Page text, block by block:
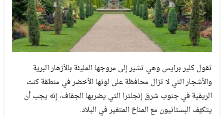
تقول كلير برايس وهي تشير إلى مروجها المليئة بالأزهار البرية
والأشجار التي لا تزال محافظة على لونها الأخضر في منطقة كنت
الريفية في جنوب شرق إنجلترا التي يضربها الجفاف، إنه يجب أن
يتكيّف البستانيون مع المناخ المتغير في البلاد.